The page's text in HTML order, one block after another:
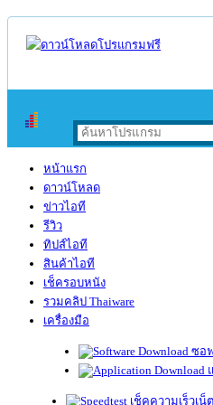
หน้าแรก
ดาวน์โหลด
ข่าวไอที
รีวิว
ทิปส์ไอที
สินค้าไอที
เช็ครอบหนัง
รวมคลิป Thaiware
เครื่องมือ
ซอ
เช็คความเร็วเน็